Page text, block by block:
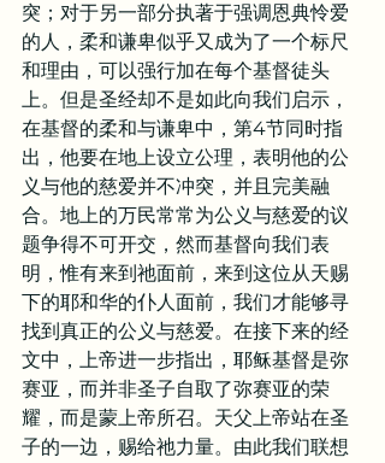
突；对于另一部分执著于强调恩典怜爱
的人，柔和谦卑似乎又成为了一个标尺
和理由，可以强行加在每个基督徒头
上。但是圣经却不是如此向我们启示，
在基督的柔和与谦卑中，第4节同时指
出，他要在地上设立公理，表明他的公
义与他的慈爱并不冲突，并且完美融
合。地上的万民常常为公义与慈爱的议
题争得不可开交，然而基督向我们表
明，惟有来到祂面前，来到这位从天赐
下的耶和华的仆人面前，我们才能够寻
找到真正的公义与慈爱。在接下来的经
文中，上帝进一步指出，耶稣基督是弥
赛亚，而并非圣子自取了弥赛亚的荣
耀，而是蒙上帝所召。天父上帝站在圣
子的一边，赐给祂力量。由此我们联想